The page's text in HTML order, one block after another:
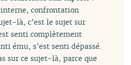
confrontation
là, c’est le sujet sur
senti complètement
ému, s’est senti dépassé.
sur ce sujet-là, parce que